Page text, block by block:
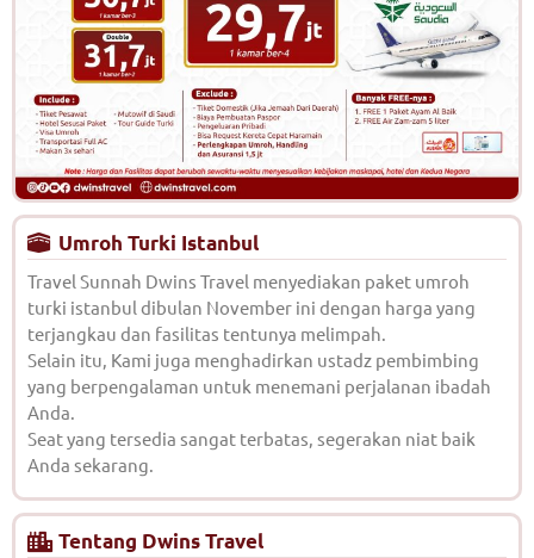
Umroh Turki Istanbul
Travel Sunnah Dwins Travel menyediakan paket umroh
turki istanbul dibulan November ini dengan harga yang
terjangkau dan fasilitas tentunya melimpah.
Selain itu, Kami juga menghadirkan ustadz pembimbing
yang berpengalaman untuk menemani perjalanan ibadah
Anda.
Seat yang tersedia sangat terbatas, segerakan niat baik
Anda sekarang.
Tentang Dwins Travel